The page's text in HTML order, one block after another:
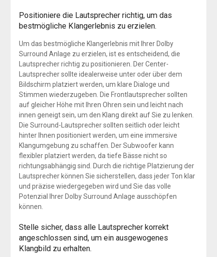
Positioniere die Lautsprecher richtig, um das
bestmögliche Klangerlebnis zu erzielen.
Um das bestmögliche Klangerlebnis mit Ihrer Dolby
Surround Anlage zu erzielen, ist es entscheidend, die
Lautsprecher richtig zu positionieren. Der Center-
Lautsprecher sollte idealerweise unter oder über dem
Bildschirm platziert werden, um klare Dialoge und
Stimmen wiederzugeben. Die Frontlautsprecher sollten
auf gleicher Höhe mit Ihren Ohren sein und leicht nach
innen geneigt sein, um den Klang direkt auf Sie zu lenken.
Die Surround-Lautsprecher sollten seitlich oder leicht
hinter Ihnen positioniert werden, um eine immersive
Klangumgebung zu schaffen. Der Subwoofer kann
flexibler platziert werden, da tiefe Bässe nicht so
richtungsabhängig sind. Durch die richtige Platzierung der
Lautsprecher können Sie sicherstellen, dass jeder Ton klar
und präzise wiedergegeben wird und Sie das volle
Potenzial Ihrer Dolby Surround Anlage ausschöpfen
können.
Stelle sicher, dass alle Lautsprecher korrekt
angeschlossen sind, um ein ausgewogenes
Klangbild zu erhalten.